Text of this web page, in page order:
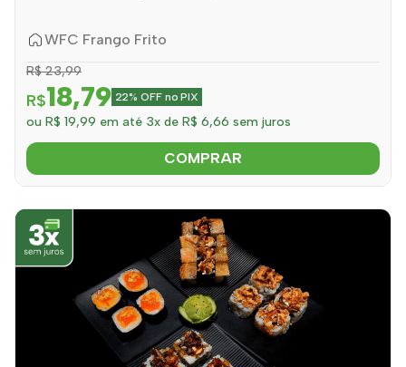
WFC Frango Frito
R$ 23,99
R$18,79 22% OFF no PIX
ou R$ 19,99 em até 3x de R$ 6,66 sem juros
COMPRAR